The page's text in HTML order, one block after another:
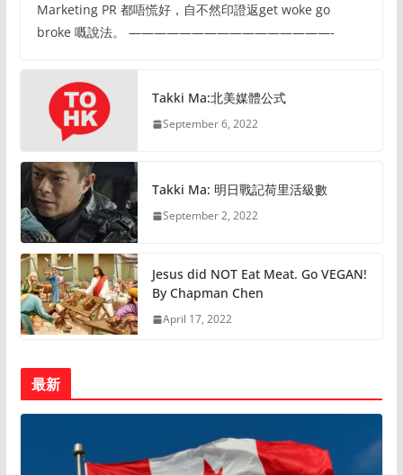
Marketing PR 都唔慌好，自不然印證返get woke go
broke 嘅說法。 ————————————————-
Takki Ma:北美媒體公式
September 6, 2022
Takki Ma: 明日戰記荷里活級數
September 2, 2022
Jesus did NOT Eat Meat. Go VEGAN!
By Chapman Chen
April 17, 2022
最新